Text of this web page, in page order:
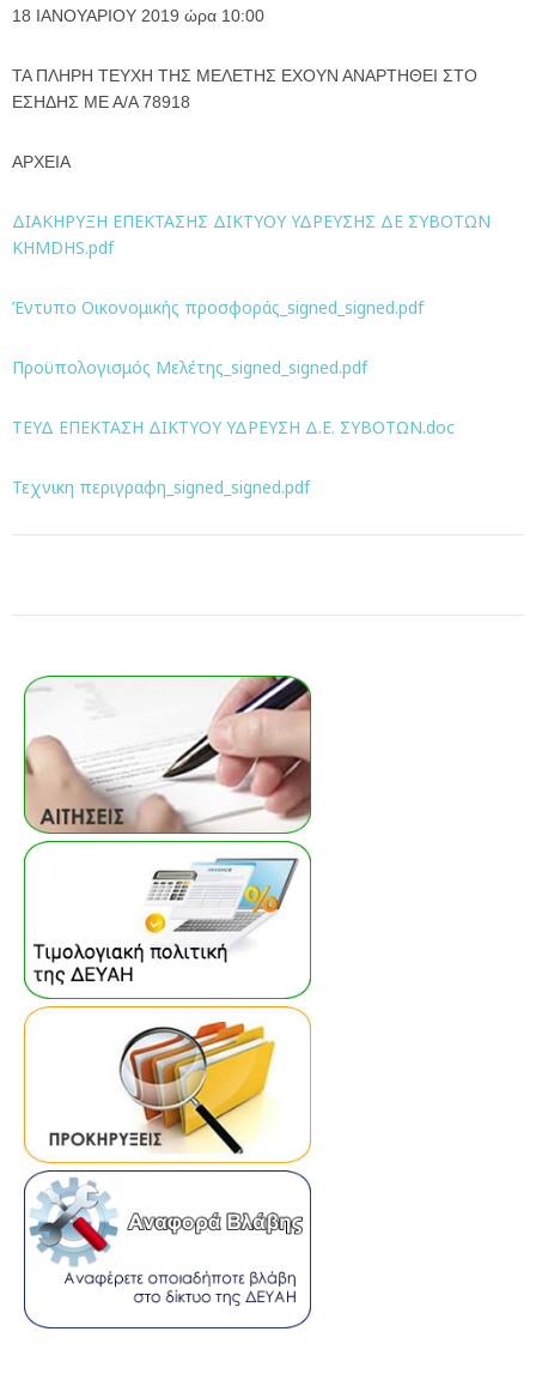
18 ΙΑΝΟΥΑΡΙΟΥ 2019 ώρα 10:00
ΤΑ ΠΛΗΡΗ ΤΕΥΧΗ ΤΗΣ ΜΕΛΕΤΗΣ ΕΧΟΥΝ ΑΝΑΡΤΗΘΕΙ ΣΤΟ
ΕΣΗΔΗΣ ΜΕ Α/Α 78918
ΑΡΧΕΙΑ
ΔΙΑΚΗΡΥΞΗ ΕΠΕΚΤΑΣΗΣ ΔΙΚΤΥΟΥ ΥΔΡΕΥΣΗΣ ΔΕ ΣΥΒΟΤΩΝ
KHMDHS.pdf
Έντυπο Οικονομικής προσφοράς_signed_signed.pdf
Προϋπολογισμός Μελέτης_signed_signed.pdf
ΤΕΥΔ ΕΠΕΚΤΑΣΗ ΔΙΚΤΥΟΥ ΥΔΡΕΥΣΗ Δ.Ε. ΣΥΒΟΤΩΝ.doc
Τεχνικη περιγραφη_signed_signed.pdf